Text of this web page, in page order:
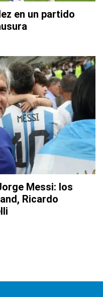
en un partido
Messi: los
Ricardo